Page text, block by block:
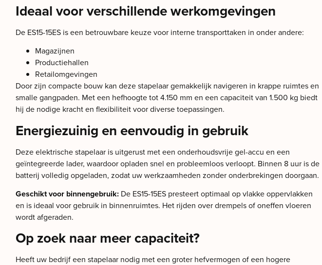
Ideaal voor verschillende werkomgevingen
De ES15-15ES is een betrouwbare keuze voor interne transporttaken in onder andere:
Magazijnen
Productiehallen
Retailomgevingen
Door zijn compacte bouw kan deze stapelaar gemakkelijk navigeren in krappe ruimtes en
smalle gangpaden. Met een hefhoogte tot 4.150 mm en een capaciteit van 1.500 kg biedt
hij de nodige kracht en flexibiliteit voor diverse toepassingen.
Energiezuinig en eenvoudig in gebruik
Deze elektrische stapelaar is uitgerust met een onderhoudsvrije gel-accu en een
geïntegreerde lader, waardoor opladen snel en probleemloos verloopt. Binnen 8 uur is de
batterij volledig opgeladen, zodat uw werkzaamheden zonder onderbrekingen doorgaan.
Geschikt voor binnengebruik: De ES15-15ES presteert optimaal op vlakke oppervlakken
en is ideaal voor gebruik in binnenruimtes. Het rijden over drempels of oneffen vloeren
wordt afgeraden.
Op zoek naar meer capaciteit?
Heeft uw bedrijf een stapelaar nodig met een groter hefvermogen of een hogere